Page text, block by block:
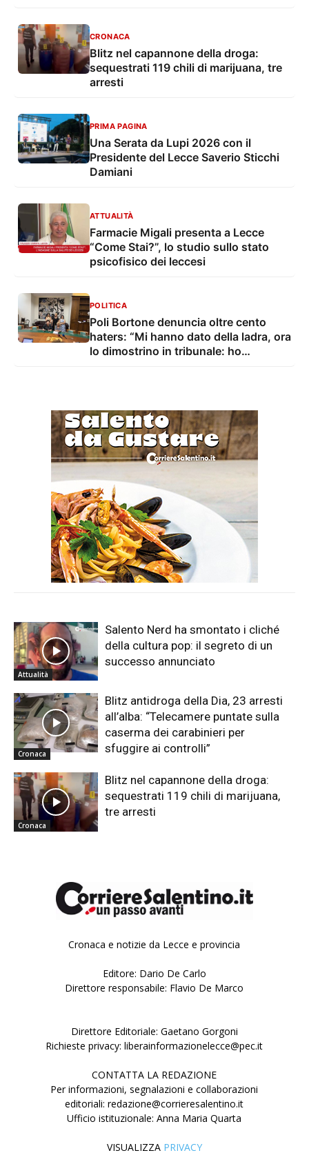
CRONACA
Blitz nel capannone della droga:
sequestrati 119 chili di marijuana, tre
arresti
PRIMA PAGINA
Una Serata da Lupi 2026 con il
Presidente del Lecce Saverio Sticchi
Damiani
ATTUALITÀ
Farmacie Migali presenta a Lecce
“Come Stai?”, lo studio sullo stato
psicofisico dei leccesi
POLITICA
Poli Bortone denuncia oltre cento
haters: “Mi hanno dato della ladra, ora
lo dimostrino in tribunale: ho
Attualità
Salento Nerd ha smontato i cliché
della cultura pop: il segreto di un
successo annunciato
Cronaca
Blitz antidroga della Dia, 23 arresti
all’alba: “Telecamere puntate sulla
caserma dei carabinieri per
sfuggire ai controlli”
Cronaca
Blitz nel capannone della droga:
sequestrati 119 chili di marijuana,
tre arresti
Cronaca e notizie da Lecce e provincia
Editore: Dario De Carlo
Direttore responsabile: Flavio De Marco
Direttore Editoriale: Gaetano Gorgoni
Richieste privacy: liberainformazionelecce@pec.it
CONTATTA LA REDAZIONE
Per informazioni, segnalazioni e collaborazioni
editoriali: redazione@corrieresalentino.it
Ufficio istituzionale: Anna Maria Quarta
VISUALIZZA PRIVACY